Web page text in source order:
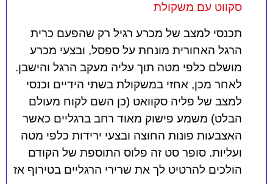
סקווט עם משקולת
תכנסי למצב של מכרע רגיל רק שהפעם כרית
הרגל האחורית מונחת על ספסל, ובצעי מכרע
מושלם כלפי מטה תוך עליה מעקב הרגל והישבן.
לאחר מכן, אחזי במשקולת בשתי הידיים וכנסי
למצב של פליה סקוואט (כן השם לקוח מעולם
הבלט) משמע פישוק מאוד רחב ברגליים כאשר
האצבעות פונות החוצה ובצעי ירידות כלפי מטה
ועליות. סופר סט זה פלוס התוספת של הקודם
הולכים להרטיט לך את שרירי הרגליים בטירוף אז